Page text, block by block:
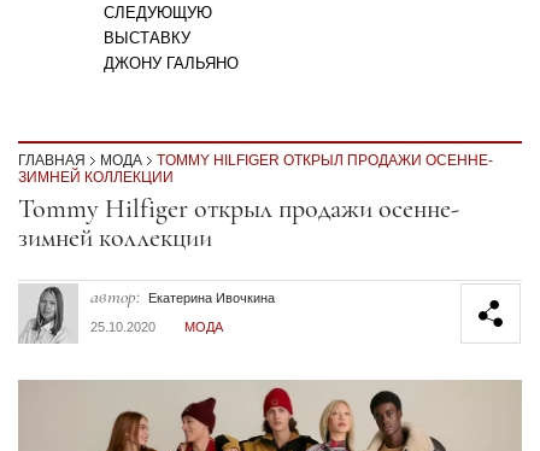
СЛЕДУЮЩУЮ
ВЫСТАВКУ
ДЖОНУ ГАЛЬЯНО
ГЛАВНАЯ МОДА
TOMMY HILFIGER ОТКРЫЛ ПРОДАЖИ ОСЕННЕ-
ЗИМНЕЙ КОЛЛЕКЦИИ
Секция статей
Tommy Hilfiger открыл продажи осенне-
зимней коллекции
автор:
Екатерина Ивочкина
25.10.2020
МОДА